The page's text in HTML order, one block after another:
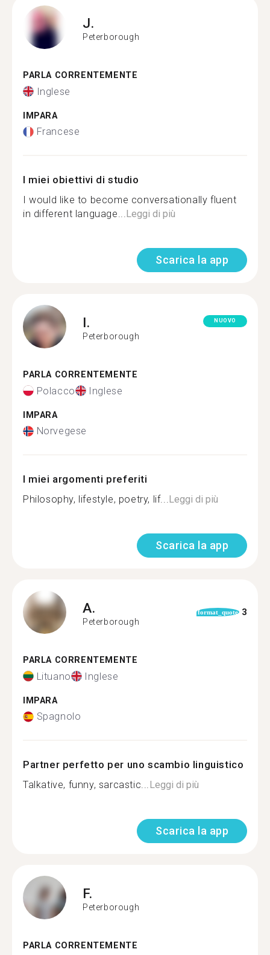
J.
Peterborough
PARLA CORRENTEMENTE
Inglese
IMPARA
Francese
I miei obiettivi di studio
I would like to become conversationally fluent
in different language...Leggi di più
Scarica la app
I.
Peterborough
NUOVO
PARLA CORRENTEMENTE
Polacco Inglese
IMPARA
Norvegese
I miei argomenti preferiti
Philosophy, lifestyle, poetry, lif...Leggi di più
Scarica la app
A.
Peterborough
format_quote 3
PARLA CORRENTEMENTE
Lituano Inglese
IMPARA
Spagnolo
Partner perfetto per uno scambio linguistico
Talkative, funny, sarcastic...Leggi di più
Scarica la app
F.
Peterborough
PARLA CORRENTEMENTE